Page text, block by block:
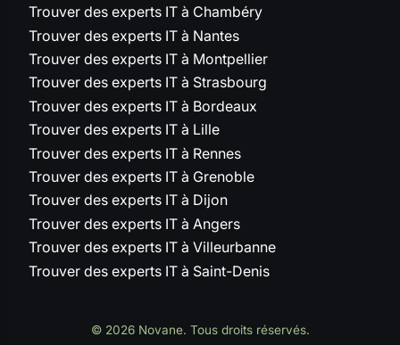
Trouver des experts IT à Chambéry
Trouver des experts IT à Nantes
Trouver des experts IT à Montpellier
Trouver des experts IT à Strasbourg
Trouver des experts IT à Bordeaux
Trouver des experts IT à Lille
Trouver des experts IT à Rennes
Trouver des experts IT à Grenoble
Trouver des experts IT à Dijon
Trouver des experts IT à Angers
Trouver des experts IT à Villeurbanne
Trouver des experts IT à Saint-Denis
© 2026 Novane. Tous droits réservés.